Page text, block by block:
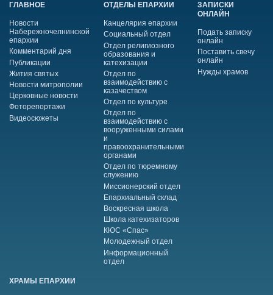
ГЛАВНОЕ
Новости
Набережночелнинской
епархии
Комментарий дня
Публикации
Жития святых
Новости митрополии
Церковные новости
Фоторепортажи
Видеосюжеты
ОТДЕЛЫ ЕПАРХИИ
Канцелярия епархии
Социальный отдел
Отдел религиозного
образования и
катехизации
Отдел по
взаимодействию с
казачеством
Отдел по культуре
Отдел по
взаимодействию с
вооруженными силами
и
правоохранительными
органами
Отдел по тюремному
служению
Миссионерский отдел
Епархиальный склад
Воскресная школа
Школа катехизаторов
КЮС «Спас»
Молодежный отдел
Информационный
отдел
ЗАПИСКИ
ОНЛАЙН
Подать записку
онлайн
Поставить свечу
онлайн
Нужды храмов
ХРАМЫ ЕПАРХИИ